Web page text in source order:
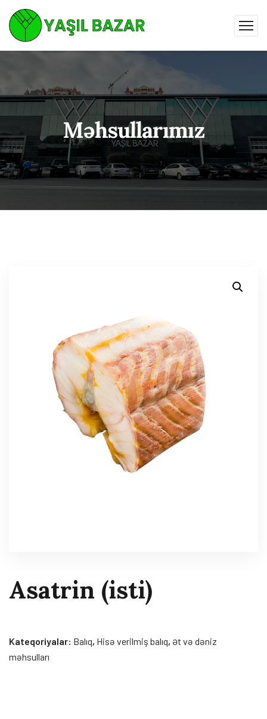
Məhsullarımız
Asatrin (isti)
Kateqoriyalar: Balıq, Hisə verilmiş balıq, Ət və dəniz
məhsulları